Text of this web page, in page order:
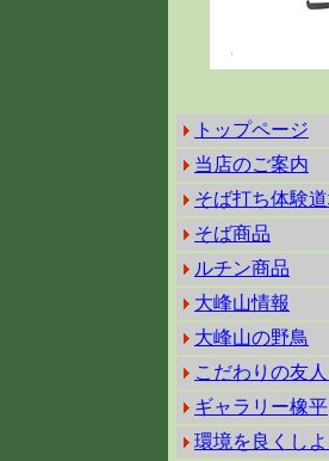
トップページ
当店のご案内
そば打ち体験
そば商品
ルチン商品
大峰山情報
大峰山の野鳥
こだわりの友
ギャラリー橡平
環境を良くし